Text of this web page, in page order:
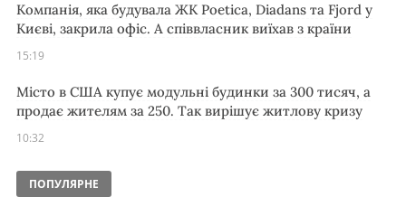
Компанія, яка будувала ЖК Poetica, Diadans та Fjord у
Києві, закрила офіс. А співвласник виїхав з країни
15:19
Місто в США купує модульні будинки за 300 тисяч, а
продає жителям за 250. Так вирішує житлову кризу
10:32
ПОПУЛЯРНЕ